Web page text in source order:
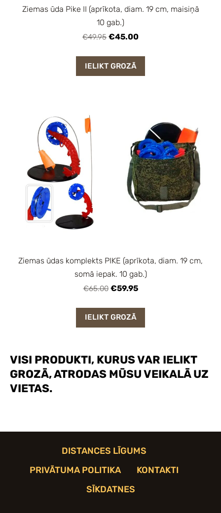
VISI PRODUKTI, KURUS VAR IELIKT
GROZĀ, ATRODAS MŪSU VEIKALĀ UZ
VIETAS.
Ziemas ūda Pike II (aprīkota, diam. 19 cm, maisiņā
10 gab.)
€49.95 €45.00
IELIKT GROZĀ
Ziemas ūdas komplekts PIKE (aprīkota, diam. 19 cm,
somā iepak. 10 gab.)
€65.00 €59.95
IELIKT GROZĀ
DISTANCES LĪGUMS
PRIVĀTUMA POLITIKA
KONTAKTI
SĪKDATNES